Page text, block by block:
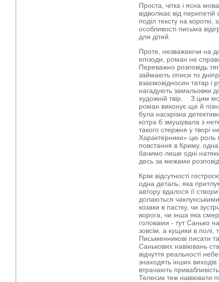
Проста, чітка і ясна
відволікає від
поділ тексту на короткі,
особливості письма
для дітей.
Проте, незважаючи на
епізоди, роман не
Переважно розповідь
займають описи то
взаємовідносин татар і
нагадують замальовки
художній твір. З цим
роман виконує ще й
була наскрізна
котра б змушувала з
такого стержня у творі
Характерники» цю роль
повстання в Криму,
бачимо лише одні
десь за межами
Крім відсутності
одна деталь, яка
автору вдалося її
долаються
козаки в пастку, чи
ворога, чи інша яка
головами - тут Санько
зовсім, а кущики в
Письменникові писати
Санькових навіювань
відчуття реальності
знаходять інших виходів
втрачають
Телесик теж навіювати